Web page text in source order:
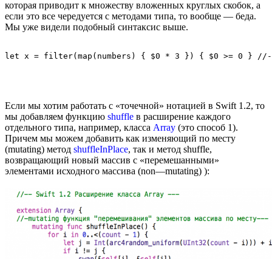
которая приводит к множеству вложенных круглых скобок, а
если это все чередуется с методами типа, то вообще — беда.
Мы уже видели подобный синтаксис выше.
Если мы хотим работать с «точечной» нотацией в Swift 1.2, то
мы добавляем функцию shuffle в расширение каждого
отдельного типа, например, класса Array (это способ 1).
Причем мы можем добавить как изменяющий по месту
(mutating) метод shuffleInPlace, так и метод shuffle,
возвращающий новый массив с «перемешанными»
элементами исходного массива (non—mutating) ):